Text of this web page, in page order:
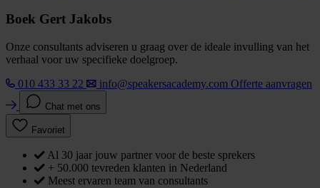
Boek Gert Jakobs
Onze consultants adviseren u graag over de ideale invulling van het
verhaal voor uw specifieke doelgroep.
010 433 33 22
info@speakersacademy.com Offerte aanvragen
Chat met ons
Favoriet
Al 30 jaar jouw partner voor de beste sprekers
+ 50.000 tevreden klanten in Nederland
Meest ervaren team van consultants